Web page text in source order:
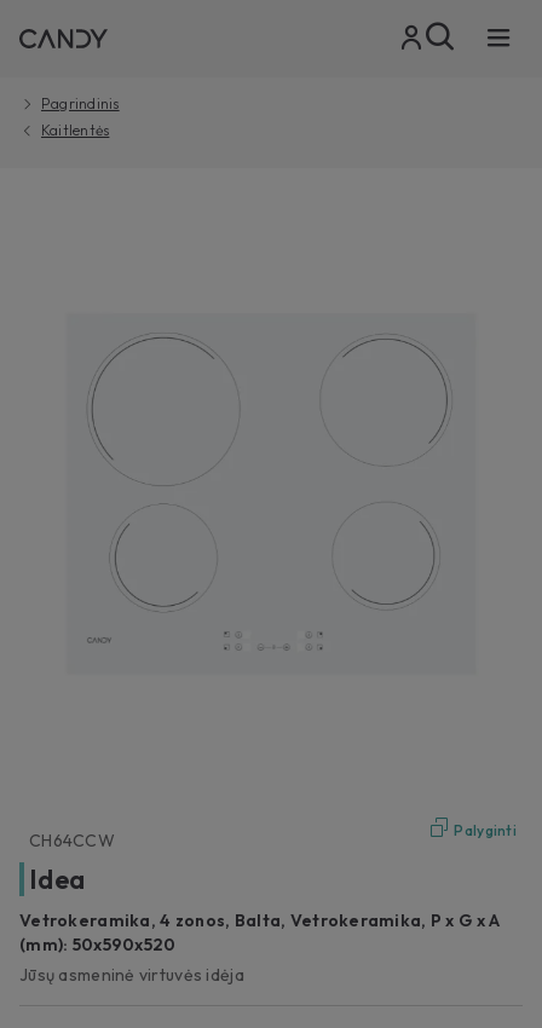
Pagrindinis
Kaitlentės
Palyginti
CH64CCW
Idea
Vetrokeramika, 4 zonos, Balta, Vetrokeramika, P x G x A
(mm): 50x590x520
Jūsų asmeninė virtuvės idėja